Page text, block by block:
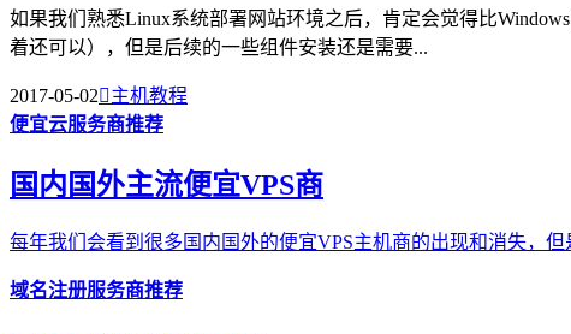
如果我们熟悉Linux系统部署网站环境之后，肯定会觉得比
着还可以），但是后续的一些组件安装还是需要...
2017-05-02主机教程
便宜云服务商推荐
国内国外主流便宜VPS商
每年我们会看到很多国内国外的便宜VPS主机商的出现和消失，
域名注册服务商推荐